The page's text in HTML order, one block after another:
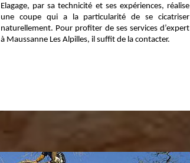
Elagage, par sa technicité et ses expériences, réalise
une coupe qui a la particularité de se cicatriser
naturellement. Pour profiter de ses services d’expert
à Maussanne Les Alpilles, il suffit de la contacter.